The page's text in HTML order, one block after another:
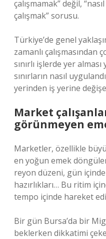
çalışmamak” değil,
çalışmak” sorusu.
Türkiye’de genel
zamanlı
sınırlı işlerde yer
sınırların nasıl
yerinden iş yerine
Market
görünmeyen
Marketler, özellikle
en yoğun emek
reyon düzeni, gün
hazırlıkları… Bu ritim
tempo içinde hareket
Bir gün Bursa’da bir
beklerken dikkatimi